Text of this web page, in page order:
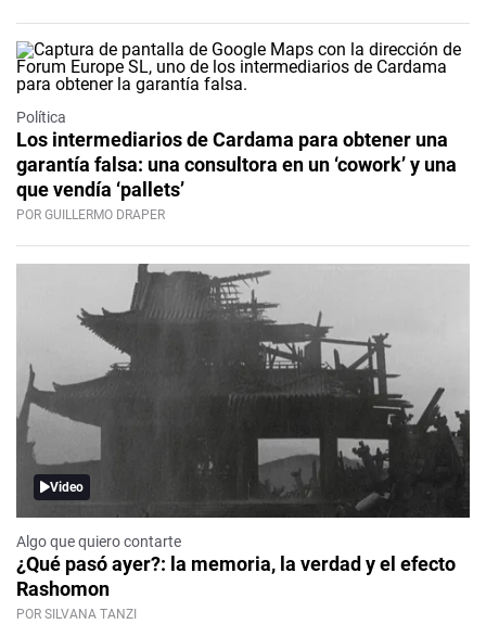
Política
Los intermediarios de Cardama para obtener una
garantía falsa: una consultora en un ‘cowork’ y una
que vendía ‘pallets’
POR GUILLERMO DRAPER
Video
Algo que quiero contarte
¿Qué pasó ayer?: la memoria, la verdad y el efecto
Rashomon
POR SILVANA TANZI